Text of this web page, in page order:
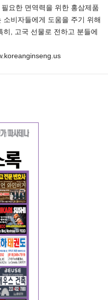
요한 면역력을 위한 홍삼제품
비자들에게 도움을 주기 위해
, 고국 선물로 전하고 분들에